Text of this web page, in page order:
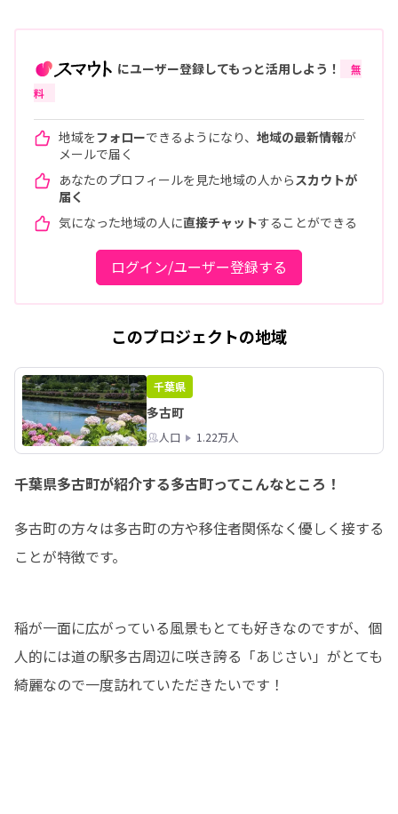
にユーザー登録してもっと活用しよう！
無
料
地域をフォローできるようになり、 地域の最新情報が
メールで届く
あなたのプロフィールを見た地域の人から スカウトが
届く
気になった地域の人に直接チャットすることができる
ログイン/ユーザー登録する
このプロジェクトの地域
千葉県
多古町
人口 1.22万人
千葉県多古町が紹介する多古町ってこんなところ！
多古町の方々は多古町の方や移住者関係なく優しく接する
ことが特徴です。
稲が一面に広がっている風景もとても好きなのですが、個
人的には道の駅多古周辺に咲き誇る「あじさい」がとても
綺麗なので一度訪れていただきたいです！